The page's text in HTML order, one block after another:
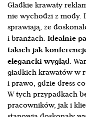
Gładkie krawaty
nie wychodzi z mody.
sprawiają, że
i branżach. Idealnie
takich jak
elegancki wygląd.
gładkich krawatów w
i prawo, gdzie dress
W tych przypadkach
pracowników, jak i